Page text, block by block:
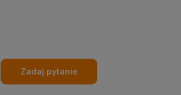
Zadaj pytanie